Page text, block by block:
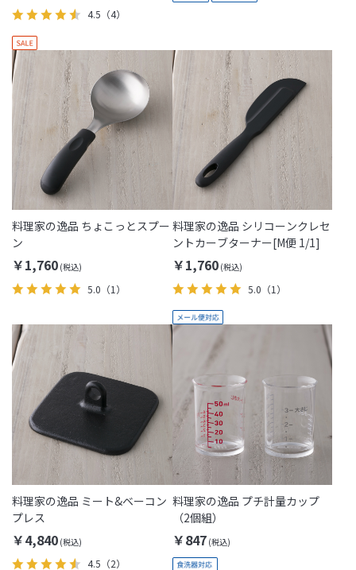
4.5 （4）
料理家の逸品 ちょこっとスプー
ン
￥1,760
5.0 （1）
料理家の逸品 シリコーンクレセ
ントカーブターナー[M便 1/1]
￥1,760
5.0 （1）
料理家の逸品 ミート&ベーコン
プレス
￥4,840
4.5 （2）
料理家の逸品 プチ計量カップ
（2個組）
￥847